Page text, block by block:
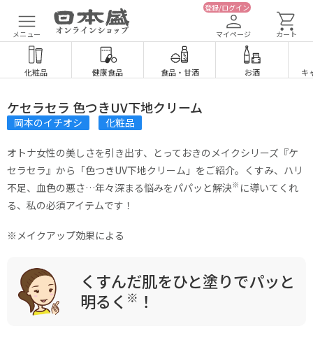
メニュー
登録/ログイン
マイページ カート
化粧品 健康食品 食品・ 甘酒 お酒 キ
ケセラセラ 色つきUV下地クリーム
岡本のイチオシ 化粧品
オトナ女性の美しさを引き出す、とっておきのメイクシリーズ『ケ
セラセラ』から「色つきUV下地クリーム」をご紹介。くすみ、ハリ
不足、血色の悪さ…年々深まる悩みをパパッと解決※ に導いてくれ
る、私の必須アイテムです！
※メイクアップ効果による
くすんだ肌をひと塗りでパッと
明るく ※ ！